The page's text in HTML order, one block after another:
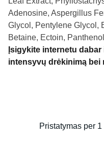
Adenosine, Aspergillus
Glycol, Pentylene Glycol,
Betaine, Ectoin, Panthenol
Įsigykite internetu
intensyvų drėkinimą bei
Pristatymas per